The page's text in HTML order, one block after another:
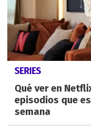
SERIES
Qué ver en
episodios que
semana